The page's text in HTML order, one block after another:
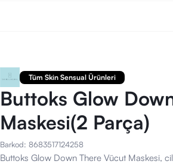
Tüm Skin Sensual Ürünleri
Buttoks Glow
Maskesi(2 Parça)
Barkod: 8683517124258
Buttoks Glow Down There Vücut Maskesi,